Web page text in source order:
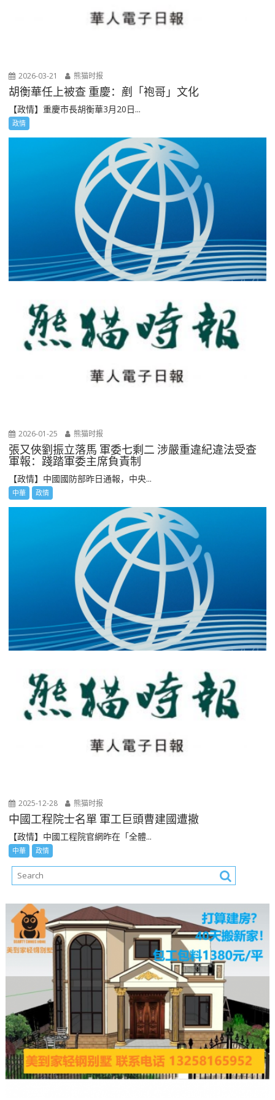
2026-03-21 熊猫时报
胡衡華任上被查 重慶：剷「袍哥」文化
【政情】重慶市長胡衡華3月20日...
政情
2026-01-25 熊猫时报
張又俠劉振立落馬 軍委七剩二 涉嚴重違紀違法受查
軍報：踐踏軍委主席負責制
【政情】中國國防部昨日通報，中央...
中華 政情
2025-12-28 熊猫时报
中國工程院士名單 軍工巨頭曹建國遭撤
【政情】中國工程院官網昨在「全體...
中華 政情